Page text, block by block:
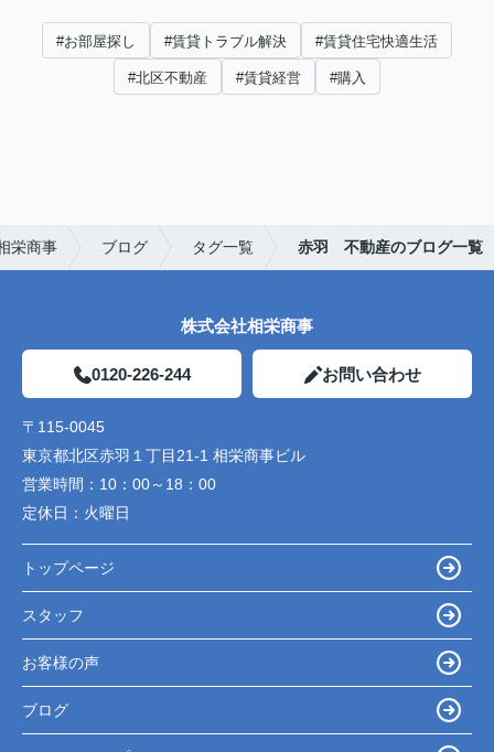
#お部屋探し #賃貸トラブル解決 #賃貸住宅快適生活
#北区不動産 #賃貸経営 #購入
栄商事 ブログ タグ一覧 赤羽 不動産のブログ一覧
株式会社相栄商事
0120-226-244 お問い合わせ
〒115-0045
東京都北区赤羽１丁目21-1 相栄商事ビル
営業時間： 10：00～18：00
定休日： 火曜日
トップページ
スタッフ
お客様の声
ブログ